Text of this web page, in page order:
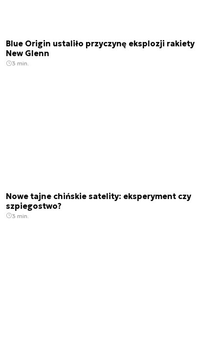
Blue Origin ustaliło przyczynę eksplozji rakiety
New Glenn
3 min.
Nowe tajne chińskie satelity: eksperyment czy
szpiegostwo?
3 min.